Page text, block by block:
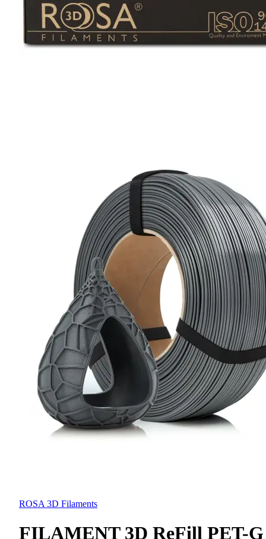
ROSA 3D Filaments
FILAMENT 3D ReFill PET-G